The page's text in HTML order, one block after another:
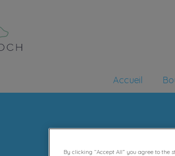
de Clinique vétérinaire Foch
Accueil
By clicking “Accept All” you agree to the